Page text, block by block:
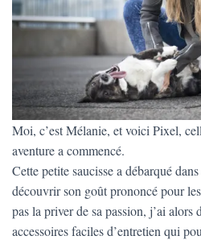
Moi, c’est Mélanie, et voici Pixel,
aventure a commencé.
Cette petite saucisse a débarqué
découvrir son goût prononcé pour
pas la priver de sa passion, j’ai alors
accessoires faciles d’entretien qui